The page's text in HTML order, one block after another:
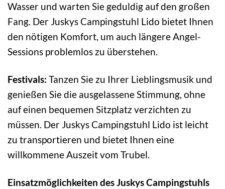
Wasser und warten Sie geduldig auf den großen
Fang. Der Juskys Campingstuhl Lido bietet Ihnen
den nötigen Komfort, um auch längere Angel-
Sessions problemlos zu überstehen.
Festivals: Tanzen Sie zu Ihrer Lieblingsmusik und
genießen Sie die ausgelassene Stimmung, ohne
auf einen bequemen Sitzplatz verzichten zu
müssen. Der Juskys Campingstuhl Lido ist leicht
zu transportieren und bietet Ihnen eine
willkommene Auszeit vom Trubel.
Einsatzmöglichkeiten des Juskys Campingstuhls